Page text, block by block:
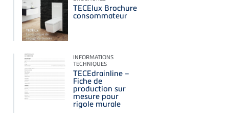
TECElux Brochure
consommateur
INFORMATIONS
TECHNIQUES
TECEdrainline –
Fiche de
production sur
mesure pour
rigole murale